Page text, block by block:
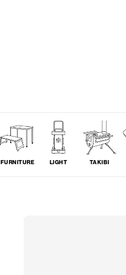
FURNITURE LIGHT TAKIBI